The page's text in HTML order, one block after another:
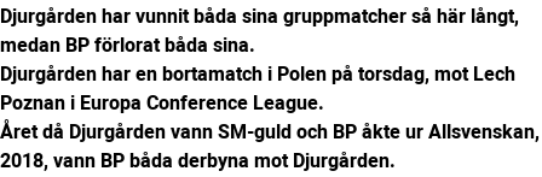
Djurgården har vunnit båda sina gruppmatcher så här långt,
medan BP förlorat båda sina.
Djurgården har en bortamatch i Polen på torsdag, mot Lech
Poznan i Europa Conference League.
Året då Djurgården vann SM-guld och BP åkte ur Allsvenskan,
2018, vann BP båda derbyna mot Djurgården.